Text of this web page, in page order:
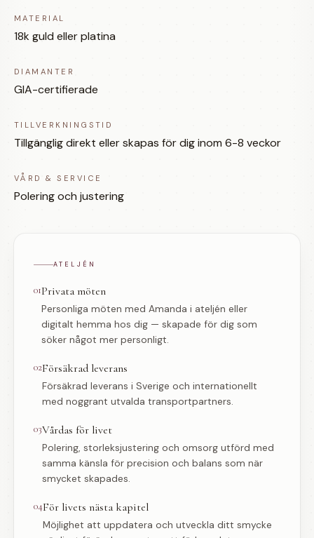
MATERIAL
18k guld eller platina
DIAMANTER
GIA-certifierade
TILLVERKNINGSTID
Tillgänglig direkt eller skapas för dig inom 6-8 veckor
VÅRD & SERVICE
Polering och justering
ATELJÉN
01Privata möten
Personliga möten med Amanda i ateljén eller
digitalt hemma hos dig — skapade för dig som
söker något mer personligt.
02Försäkrad leverans
Försäkrad leverans i Sverige och internationellt
med noggrant utvalda transportpartners.
03Vårdas för livet
Polering, storleksjustering och omsorg utförd med
samma känsla för precision och balans som när
smycket skapades.
04För livets nästa kapitel
Möjlighet att uppdatera och utveckla ditt smycke